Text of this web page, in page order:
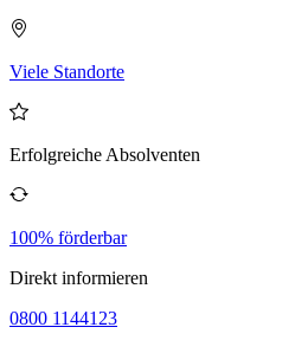
Viele Standorte
Erfolgreiche Absolventen
100% förderbar
Direkt informieren
0800 1144123